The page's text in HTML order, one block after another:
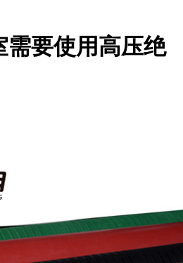
需要使用高压绝